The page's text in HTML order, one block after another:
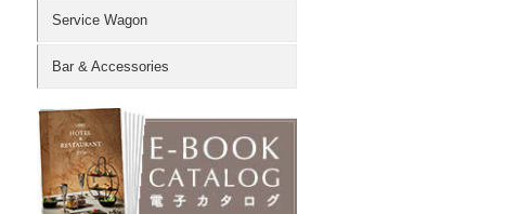
Service Wagon
Bar & Accessories